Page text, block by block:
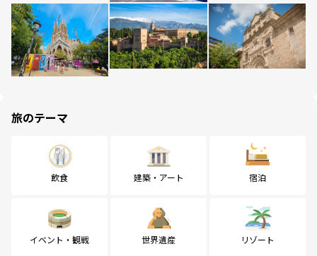
旅のテーマ
飲食 建築・アート 宿泊
イベント・観戦 世界遺産 リゾート